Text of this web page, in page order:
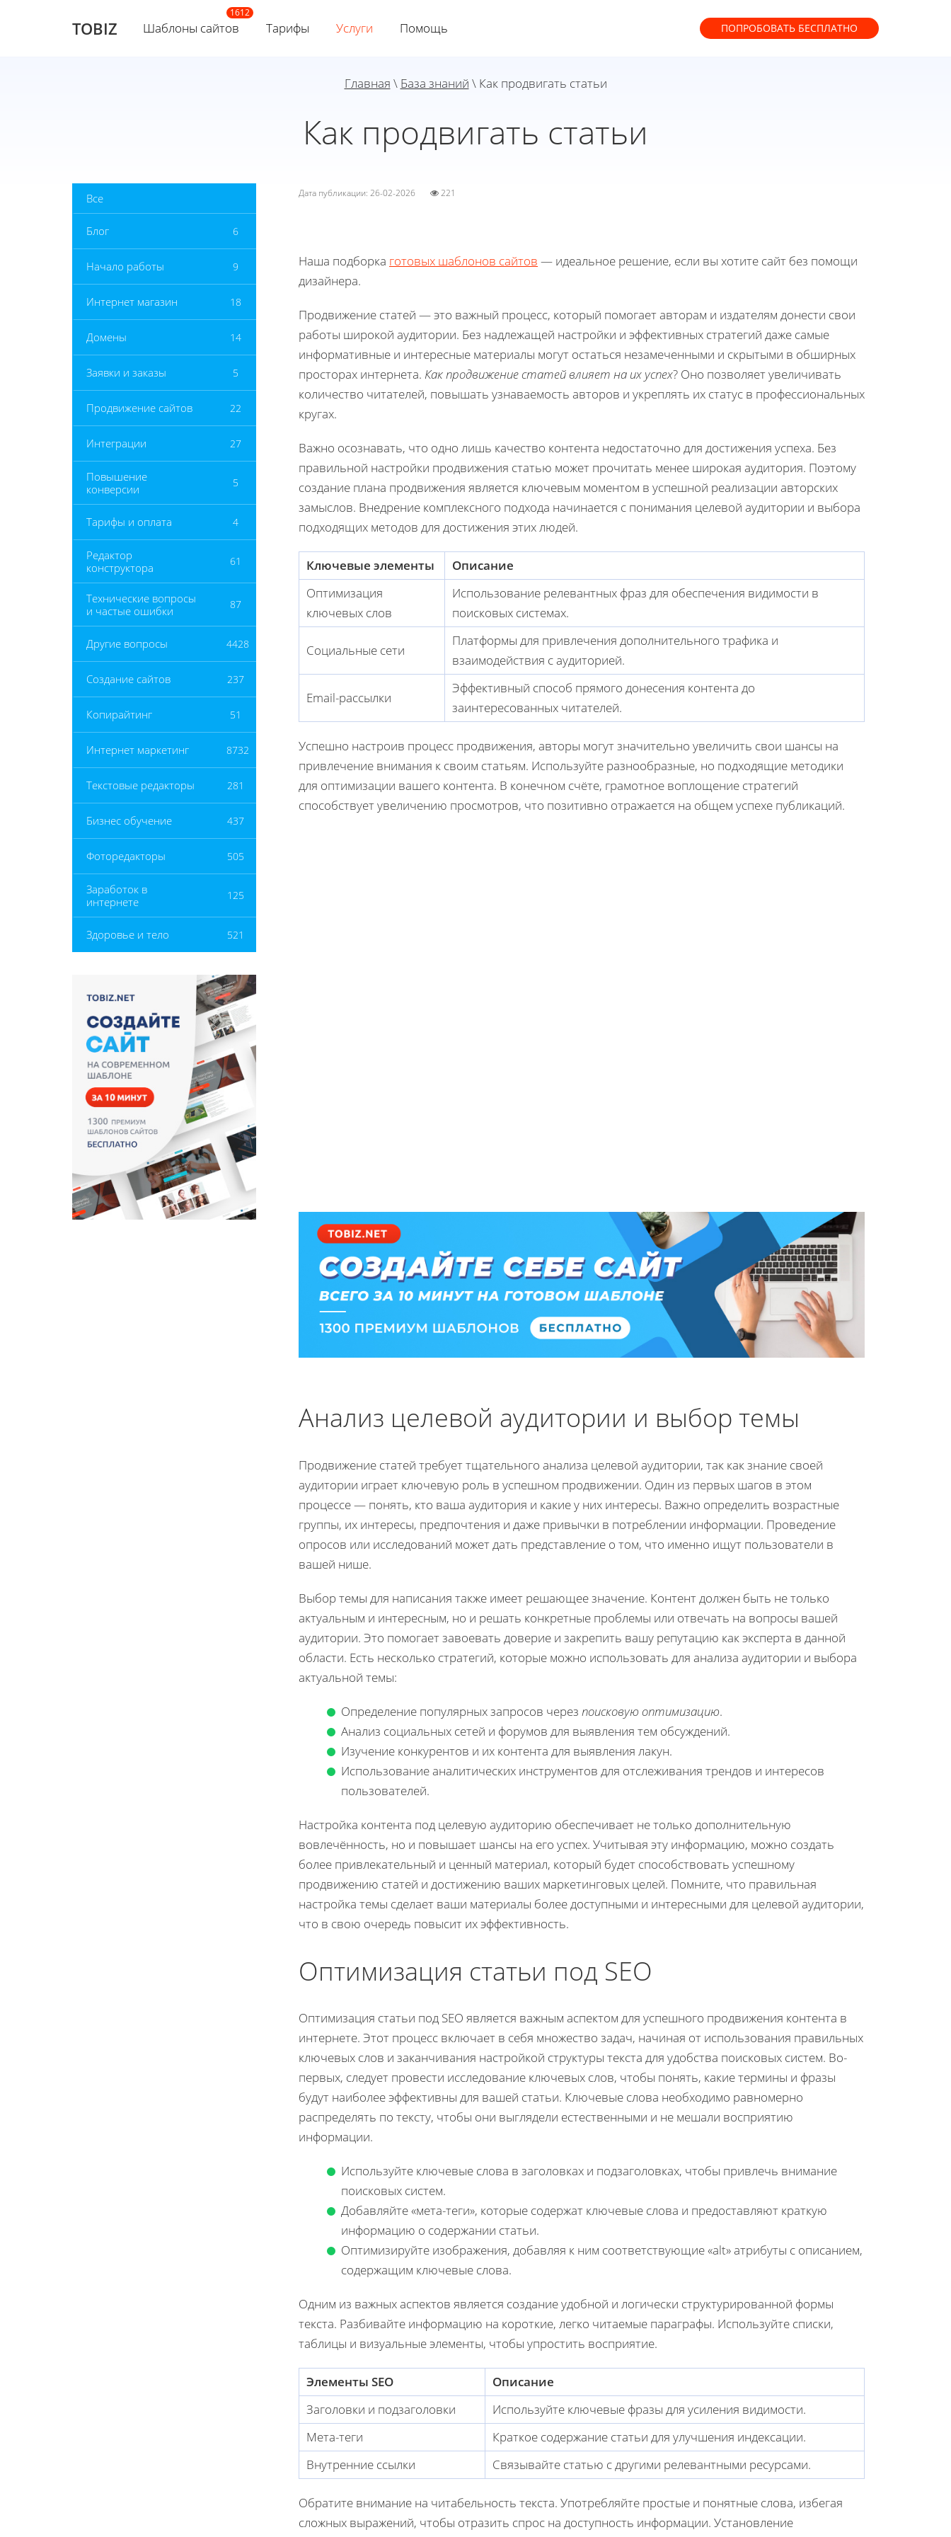
TOBIZ Шаблоны сайтов Тарифы Услуги Помощь ПОПРОБОВАТЬ БЕСПЛАТНО
Главная \ База знаний \ Как продвигать статьи
Как продвигать статьи
Все
Блог 6
Начало работы 9
Интернет магазин 18
Домены 14
Заявки и заказы 5
Продвижение сайтов 22
Интеграции 27
Повышение
конверсии
5
Тарифы и оплата 4
Редактор
конструктора
61
Технические вопросы
и частые ошибки
87
Другие вопросы 4428
Создание сайтов 237
Копирайтинг 51
Интернет маркетинг 8732
Текстовые редакторы 281
Бизнес обучение 437
Фоторедакторы 505
Заработок в
интернете
125
Здоровье и тело 521
Дата публикации: 26-02-2026 221
Наша подборка готовых шаблонов сайтов — идеальное решение, если вы хотите сайт без помощи
дизайнера.
Продвижение статей — это важный процесс, который помогает авторам и издателям донести свои
работы широкой аудитории. Без надлежащей настройки и эффективных стратегий даже самые
информативные и интересные материалы могут остаться незамеченными и скрытыми в обширных
просторах интернета. Как продвижение статей влияет на их успех? Оно позволяет увеличивать
количество читателей, повышать узнаваемость авторов и укреплять их статус в профессиональных
кругах.
Важно осознавать, что одно лишь качество контента недостаточно для достижения успеха. Без
правильной настройки продвижения статью может прочитать менее широкая аудитория. Поэтому
создание плана продвижения является ключевым моментом в успешной реализации авторских
замыслов. Внедрение комплексного подхода начинается с понимания целевой аудитории и выбора
подходящих методов для достижения этих людей.
Ключевые элементы
Описание
Оптимизация
ключевых слов
Использование релевантных фраз для обеспечения видимости в
поисковых системах.
Социальные сети
Платформы для привлечения дополнительного трафика и
взаимодействия с аудиторией.
Email-рассылки
Эффективный способ прямого донесения контента до
заинтересованных читателей.
Успешно настроив процесс продвижения, авторы могут значительно увеличить свои шансы на
привлечение внимания к своим статьям. Используйте разнообразные, но подходящие методики
для оптимизации вашего контента. В конечном счёте, грамотное воплощение стратегий
способствует увеличению просмотров, что позитивно отражается на общем успехе публикаций.
Анализ целевой аудитории и выбор темы
Продвижение статей требует тщательного анализа целевой аудитории, так как знание своей
аудитории играет ключевую роль в успешном продвижении. Один из первых шагов в этом
процессе — понять, кто ваша аудитория и какие у них интересы. Важно определить возрастные
группы, их интересы, предпочтения и даже привычки в потреблении информации. Проведение
опросов или исследований может дать представление о том, что именно ищут пользователи в
вашей нише.
Выбор темы для написания также имеет решающее значение. Контент должен быть не только
актуальным и интересным, но и решать конкретные проблемы или отвечать на вопросы вашей
аудитории. Это помогает завоевать доверие и закрепить вашу репутацию как эксперта в данной
области. Есть несколько стратегий, которые можно использовать для анализа аудитории и выбора
актуальной темы:
Определение популярных запросов через поисковую оптимизацию.
Анализ социальных сетей и форумов для выявления тем обсуждений.
Изучение конкурентов и их контента для выявления лакун.
Использование аналитических инструментов для отслеживания трендов и интересов
пользователей.
Настройка контента под целевую аудиторию обеспечивает не только дополнительную
вовлечённость, но и повышает шансы на его успех. Учитывая эту информацию, можно создать
более привлекательный и ценный материал, который будет способствовать успешному
продвижению статей и достижению ваших маркетинговых целей. Помните, что правильная
настройка темы сделает ваши материалы более доступными и интересными для целевой аудитории,
что в свою очередь повысит их эффективность.
Оптимизация статьи под SEO
Оптимизация статьи под SEO является важным аспектом для успешного продвижения контента в
интернете. Этот процесс включает в себя множество задач, начиная от использования правильных
ключевых слов и заканчивания настройкой структуры текста для удобства поисковых систем. Во-
первых, следует провести исследование ключевых слов, чтобы понять, какие термины и фразы
будут наиболее эффективны для вашей статьи. Ключевые слова необходимо равномерно
распределять по тексту, чтобы они выглядели естественными и не мешали восприятию
информации.
Используйте ключевые слова в заголовках и подзаголовках, чтобы привлечь внимание
поисковых систем.
Добавляйте «мета-теги», которые содержат ключевые слова и предоставляют краткую
информацию о содержании статьи.
Оптимизируйте изображения, добавляя к ним соответствующие «alt» атрибуты с описанием,
содержащим ключевые слова.
Одним из важных аспектов является создание удобной и логически структурированной формы
текста. Разбивайте информацию на короткие, легко читаемые параграфы. Используйте списки,
таблицы и визуальные элементы, чтобы упростить восприятие.
Элементы SEO
Описание
Заголовки и подзаголовки
Используйте ключевые фразы для усиления видимости.
Мета-теги
Краткое содержание статьи для улучшения индексации.
Внутренние ссылки
Связывайте статью с другими релевантными ресурсами.
Обратите внимание на читабельность текста. Употребляйте простые и понятные слова, избегая
сложных выражений, чтобы отразить спрос на доступность информации. Установление